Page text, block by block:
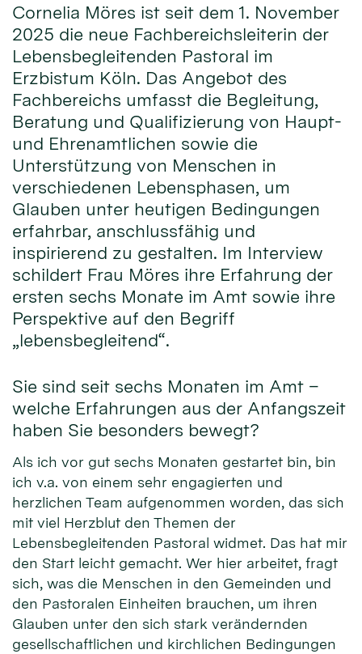
Cornelia Möres ist seit dem 1. November
2025 die neue Fachbereichsleiterin der
Lebensbegleitenden Pastoral im
Erzbistum Köln. Das Angebot des
Fachbereichs umfasst die Begleitung,
Beratung und Qualifizierung von Haupt-
und Ehrenamtlichen sowie die
Unterstützung von Menschen in
verschiedenen Lebensphasen, um
Glauben unter heutigen Bedingungen
erfahrbar, anschlussfähig und
inspirierend zu gestalten. Im Interview
schildert Frau Möres ihre Erfahrung der
ersten sechs Monate im Amt sowie ihre
Perspektive auf den Begriff
„lebensbegleitend“.
Sie sind seit sechs Monaten im Amt –
welche Erfahrungen aus der Anfangszeit
haben Sie besonders bewegt?
Als ich vor gut sechs Monaten gestartet bin, bin
ich v.a. von einem sehr engagierten und
herzlichen Team aufgenommen worden, das sich
mit viel Herzblut den Themen der
Lebensbegleitenden Pastoral widmet. Das hat mir
den Start leicht gemacht. Wer hier arbeitet, fragt
sich, was die Menschen in den Gemeinden und
den Pastoralen Einheiten brauchen, um ihren
Glauben unter den sich stark verändernden
gesellschaftlichen und kirchlichen Bedingungen